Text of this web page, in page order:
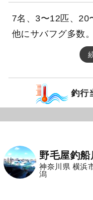
7名、3〜12匹、20
他にサバフグ多数。
釣行
野毛屋釣船
神奈川県 横浜
潟